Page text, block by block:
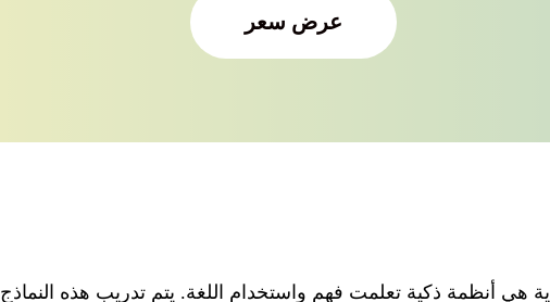
عرض سعر
هي أنظمة ذكية تعلمت فهم واستخدام اللغة. يتم تدريب هذه النماذج